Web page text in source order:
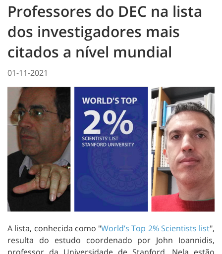
Professores do DEC na lista
dos investigadores mais
citados a nível mundial
01-11-2021
A lista, conhecida como "World’s Top 2% Scientists list",
resulta do estudo coordenado por John Ioannidis,